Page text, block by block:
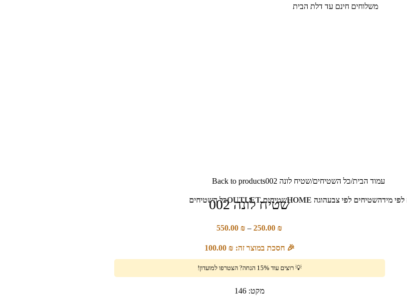
משלוחים חינם עד דלת הבית
מידהשטיחים לפי צבעהוגה HOME שטיחים OUTLET כל השטיחים
עמוד הבית כל השטיחים שטיח לונה 002 Back to products
שטיח לונה 002
250.00 ₪
–
550.00 ₪
🎉 חסכת במוצר זה: 100.00 ₪
💡 רוצים עוד 15% הנחה? הצטרפו למועדון!
מקט: 146